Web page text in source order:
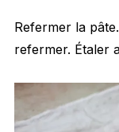
Refermer la
refermer. Étaler